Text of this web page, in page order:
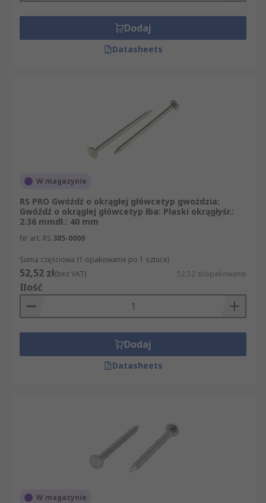
Dodaj
Datasheets
W magazynie
RS PRO Gwóźdź o okrągłej główcetyp gwoździa:
Gwóźdź o okrągłej główcetyp łba: Płaski okrągłyśr.:
2.36 mmdł.: 40 mm
Nr art. RS 385-0000
Suma częściowa (1 opakowanie po 1 sztuce)
52,52 zł(bez VAT) 52,52 zł/opakowanie
Ilość
Dodaj
Datasheets
W magazynie